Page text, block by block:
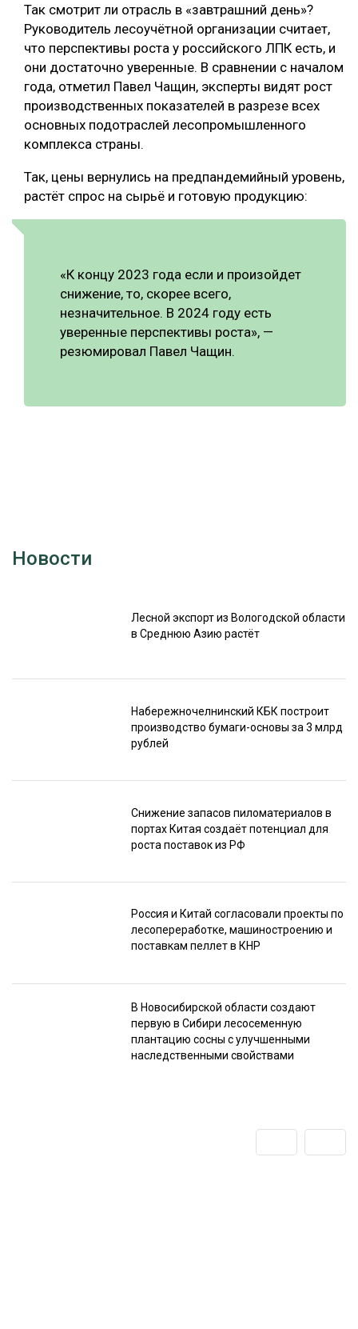
Так смотрит ли отрасль в «завтрашний день»?
Руководитель лесоучётной организации считает,
что перспективы роста у российского ЛПК есть, и
они достаточно уверенные. В сравнении с началом
года, отметил Павел Чащин, эксперты видят рост
производственных показателей в разрезе всех
основных подотраслей лесопромышленного
комплекса страны.
Так, цены вернулись на предпандемийный уровень,
растёт спрос на сырьё и готовую продукцию:
«К концу 2023 года если и произойдет
снижение, то, скорее всего,
незначительное. В 2024 году есть
уверенные перспективы роста», —
резюмировал Павел Чащин.
Новости
Лесной экспорт из Вологодской области
в Среднюю Азию растёт
Набережночелнинский КБК построит
производство бумаги-основы за 3 млрд
рублей
Снижение запасов пиломатериалов в
портах Китая создаёт потенциал для
роста поставок из РФ
Россия и Китай согласовали проекты по
лесопереработке, машиностроению и
поставкам пеллет в КНР
В Новосибирской области создают
первую в Сибири лесосеменную
плантацию сосны с улучшенными
наследственными свойствами